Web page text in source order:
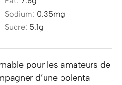
Sodium: 0.35mg
Sucre: 5.1g
pour les amateurs de
d’une polenta